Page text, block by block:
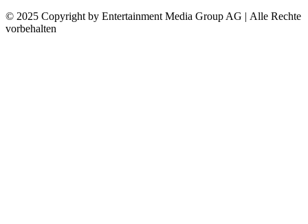
© 2025 Copyright by Entertainment Media Group AG | Alle Rechte
vorbehalten